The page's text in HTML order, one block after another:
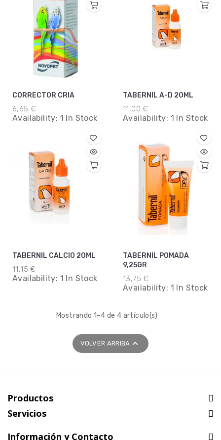
CORRECTOR CRIA
6,65 €
Availability: 1 In Stock
TABERNIL A-D 20ML
11,00 €
Availability: 1 In Stock
TABERNIL CALCIO 20ML
11,15 €
Availability: 1 In Stock
TABERNIL POMADA
9,25GR
13,75 €
Availability: 1 In Stock
Mostrando 1-4 de 4 artículo(s)
VOLVER ARRIBA 
Productos
Servicios
Información y Contacto